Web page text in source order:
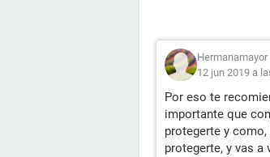
Hermanamayor
12 jun 2019 a
Por eso te
importante que
protegerte y
protegerte, y vas